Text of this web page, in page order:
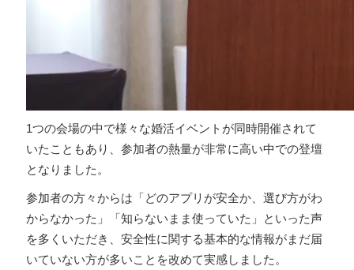
1つの会場の中で様々な婚活イベントが同時開催されて
いたこともあり、参加者の熱量が非常に高い中での登壇
となりました。
参加者の方々からは「どのアプリが安全か、選び方がわ
からなかった」「知らないまま使っていた」といった声
を多くいただき、安全性に関する基本的な情報がまだ届
いていない方が多いことを改めて実感しました。